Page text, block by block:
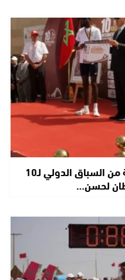
الدشيرة تحتضن النسخة الثانية من السباق الدولي لـ10
لحسن…